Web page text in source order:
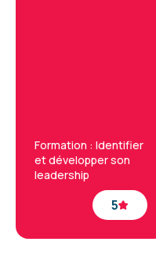
5
Formation : Identifier
et développer son
leadership